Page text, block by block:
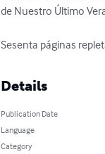
de Nuestro Último
Sesenta páginas
Details
Publication Date
Language
Category